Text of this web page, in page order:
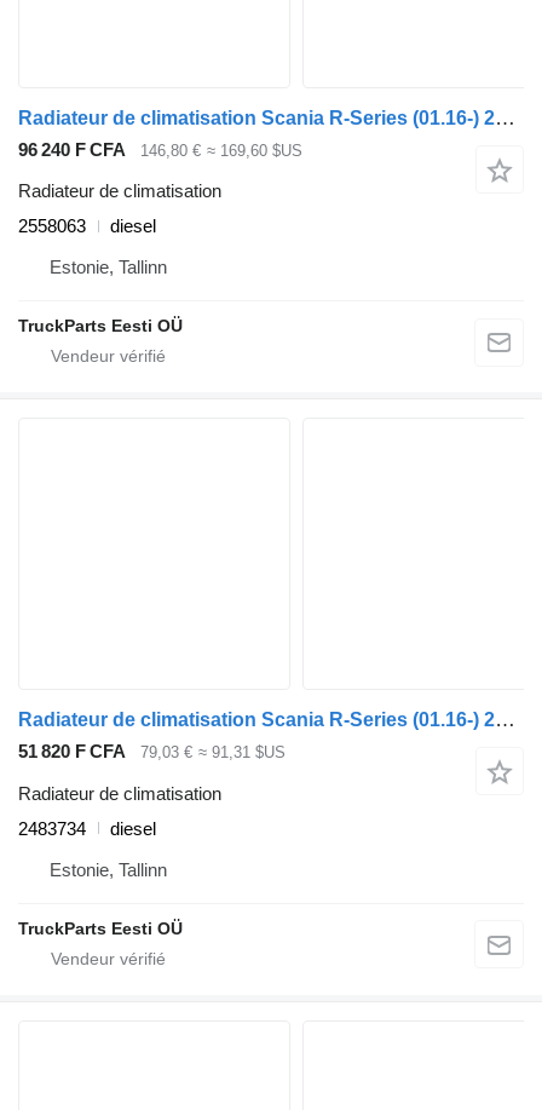
Radiateur de climatisation Scania R-Series (01.16-) 2558063 pour tracteur routier Scania L,P,G,R,S-series (2016-)
96 240 F CFA 146,80 € ≈ 169,60 $US
Radiateur de climatisation
2558063
diesel
Estonie, Tallinn
TruckParts Eesti OÜ
Radiateur de climatisation Scania R-Series (01.16-) 2483734 pour tracteur routier Scania L,P,G,R,S-series (2016-)
51 820 F CFA 79,03 € ≈ 91,31 $US
Radiateur de climatisation
2483734
diesel
Estonie, Tallinn
TruckParts Eesti OÜ